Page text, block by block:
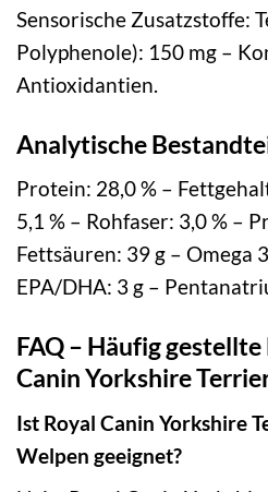
Sensorische Zusatzstoffe:
Polyphenole): 150 mg –
Antioxidantien.
Analytische
Protein: 28,0 % –
5,1 % – Rohfaser: 3,0 % –
Fettsäuren: 39 g – Omega
EPA/DHA: 3 g –
FAQ – Häufig gestellte
Canin Yorkshire
Ist Royal Canin Yorkshire
Welpen geeignet?